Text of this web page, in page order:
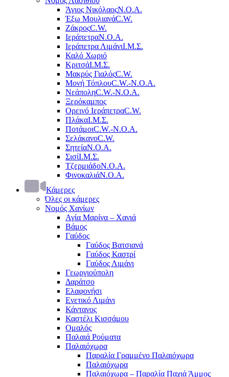
Άγιος ΝικόλαοςΝ.Ο.Α.
Έξω ΜουλιανάC.W.
ΖάκροςC.W.
ΙεράπετραΝ.Ο.Α.
Ιεράπετρα ΛιμάνιΙ.Μ.Σ.
Καλό Χωριό
ΚριτσάΙ.Μ.Σ.
Μακρύς ΓιαλόςC.W.
Μονή ΤόπλουC.W.-Ν.Ο.Α.
ΝεάποληC.W.-Ν.Ο.Α.
Ξερόκαμπος
Ορεινό ΙεράπετραC.W.
ΠλάκαΙ.Μ.Σ.
ΠοτάμοιC.W.-Ν.Ο.Α.
ΣελάκανοC.W.
ΣητείαΝ.Ο.Α.
ΣισίΙ.Μ.Σ.
ΤζερμιάδοΝ.Ο.Α.
ΦινοκαλιάΝ.Ο.Α.
Κάμερες
Όλες οι κάμερες
Νομός Χανίων
Αγία Μαρίνα – Χανιά
Βάμος
Γαύδος
Γαύδος Βατσιανά
Γαύδος Καστρί
Γαύδος Λιμάνι
Γεωργιούπολη
Δαράτσο
Ελαφονήσι
Ενετικό Λιμάνι
Κάντανος
Καστέλι Κισσάμου
Ομαλός
Παλαιά Ρούματα
Παλαιόχωρα
Παραλία Γραμμένο Παλαιόχωρα
Παλαιόχωρα
Παλαιόχωρα – Παραλία Παχιά Άμμος